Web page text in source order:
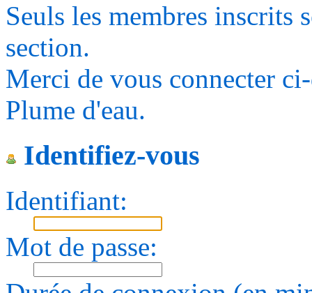
Seuls les membres inscrits
section.
Merci de vous connecter
Plume d'eau.
Identifiez-vous
Identifiant:
Mot de passe: